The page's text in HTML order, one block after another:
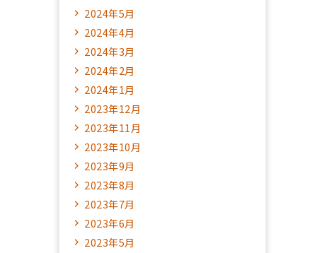
2024年5月
2024年4月
2024年3月
2024年2月
2024年1月
2023年12月
2023年11月
2023年10月
2023年9月
2023年8月
2023年7月
2023年6月
2023年5月